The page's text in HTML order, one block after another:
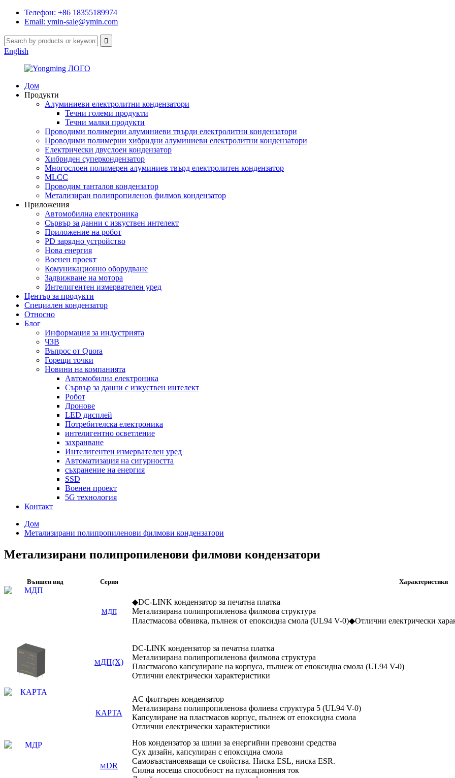
Телефон: +86 18355189974
Email: ymin-sale@ymin.com
English
Дом
Продукти
Алуминиеви електролитни кондензатори
Течни големи продукти
Течни малки продукти
Проводими полимерни алуминиеви твърди електролитни кондензатори
Проводими полимерни хибридни алуминиеви електролитни кондензатори
Електрически двуслоен кондензатор
Хибриден суперкондензатор
Многослоен полимерен алуминиев твърд електролитен кондензатор
MLCC
Проводим танталов кондензатор
Метализиран полипропиленов филмов кондензатор
Приложения
Автомобилна електроника
Сървър за данни с изкуствен интелект
Приложение на робот
PD зарядно устройство
Нова енергия
Военен проект
Комуникационно оборудване
Задвижване на мотора
Интелигентен измервателен уред
Център за продукти
Специален кондензатор
Относно
Блог
Информация за индустрията
ЧЗВ
Въпрос от Quora
Горещи точки
Новини на компанията
Автомобилна електроника
Сървър за данни с изкуствен интелект
Робот
Дронове
LED дисплей
Потребителска електроника
интелигентно осветление
захранване
Интелигентен измервателен уред
Автоматизация на сигурността
съхранение на енергия
SSD
Военен проект
5G технология
Контакт
Дом
Метализирани полипропиленови филмови кондензатори
Метализирани полипропиленови филмови кондензатори
Външен вид Серия Характеристики
МДП
◆DC-LINK кондензатор за печатна платка
Метализирана полипропиленова филмова структура
Пластмасова обвивка, пълнеж от епоксидна смола (UL94 V-0)◆Отлични електрически
MДП(X)
DC-LINK кондензатор за печатна платка
Метализирана полипропиленова филмова структура
Пластмасово капсулиране на корпуса, пълнеж от епоксидна смола (UL94 V-0)
Отлични електрически характеристики
КАРТА
AC филтърен кондензатор
Метализирана полипропиленова фолиева структура 5 (UL94 V-0)
Капсулиране на пластмасов корпус, пълнеж от епоксидна смола
Отлични електрически характеристики
MDR
Нов кондензатор за шини за енергийни превозни средства
Сух дизайн, капсулиран с епоксидна смола
Самовъзстановяващи се свойства. Ниска ESL, ниска ESR.
Силна носеща способност на пулсационния ток